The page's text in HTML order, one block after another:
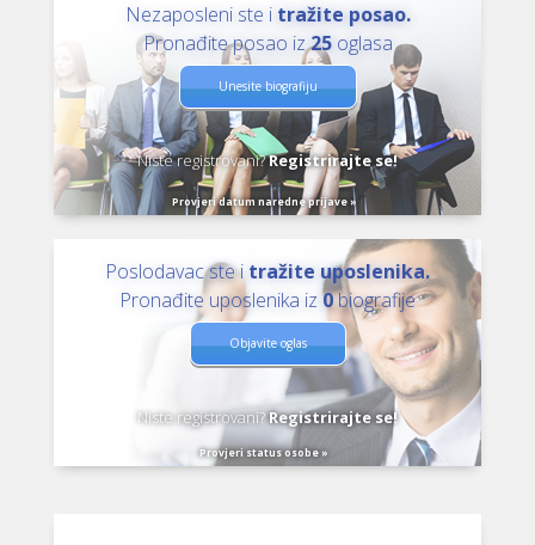
Nezaposleni ste i tražite posao.
Pronađite posao iz25oglasa
Unesite biografiju
Niste registrovani?Registrirajte se!
Provjeri datum naredne prijave »
Poslodavac ste i tražite uposlenika.
Pronađite uposlenika iz 0biografije
Objavite oglas
Niste registrovani?Registrirajte se!
Provjeri status osobe »